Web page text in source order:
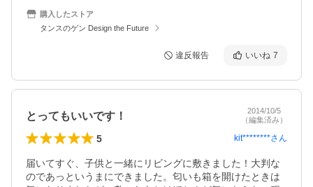
購入したストア
タンスのゲン Design the Future
違反報告 いいね 7
とってもいいです！
2014/10/5
（編集済み）
5 kit********さん
届いてすぐ、子供と一緒にリビングに敷きました！大判な
のであっというまにできました。匂いも箱を開けたときは